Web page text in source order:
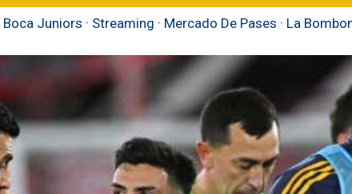
Boca Juniors · Streaming · Mercado De Pases · La